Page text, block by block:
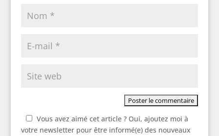
Vous avez aimé cet article ? Oui, ajoutez moi à
votre newsletter pour être informé(e) des nouveaux